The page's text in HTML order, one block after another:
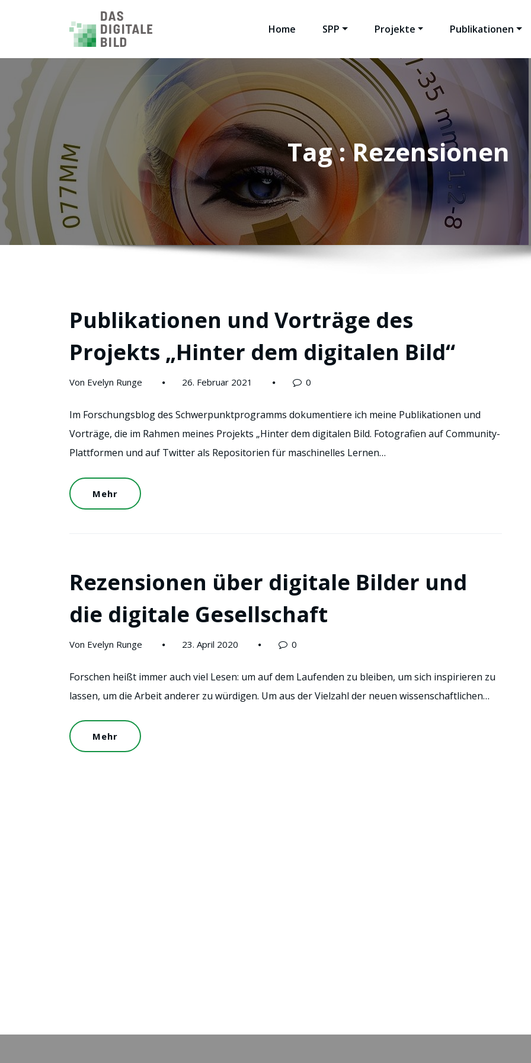
Home SPP Projekte Publikationen
Tag : Rezensionen
Publikationen und Vorträge des
Projekts „Hinter dem digitalen Bild“
Von Evelyn Runge 26. Februar 2021 0
Im Forschungsblog des Schwerpunktprogramms dokumentiere ich meine Publikationen und
Vorträge, die im Rahmen meines Projekts „Hinter dem digitalen Bild. Fotografien auf Community-
Plattformen und auf Twitter als Repositorien für maschinelles Lernen…
Mehr
Rezensionen über digitale Bilder und
die digitale Gesellschaft
Von Evelyn Runge 23. April 2020 0
Forschen heißt immer auch viel Lesen: um auf dem Laufenden zu bleiben, um sich inspirieren zu
lassen, um die Arbeit anderer zu würdigen. Um aus der Vielzahl der neuen wissenschaftlichen…
Mehr